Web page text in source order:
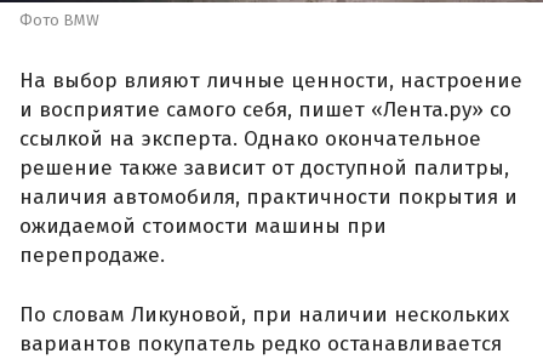
Фото BMW
На выбор влияют личные ценности, настроение
и восприятие самого себя, пишет «Лента.ру» со
ссылкой на эксперта. Однако окончательное
решение также зависит от доступной палитры,
наличия автомобиля, практичности покрытия и
ожидаемой стоимости машины при
перепродаже.
По словам Ликуновой, при наличии нескольких
вариантов покупатель редко останавливается